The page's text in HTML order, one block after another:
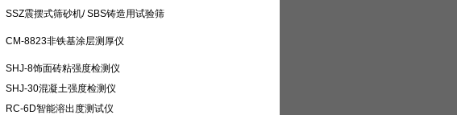
SSZ震摆式筛砂机/ SBS铸造用试验筛
CM-8823非铁基涂层测厚仪
SHJ-8饰面砖粘强度检测仪
SHJ-30混凝土强度检测仪
RC-6D智能溶出度测试仪